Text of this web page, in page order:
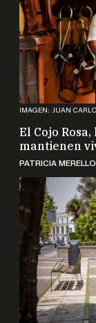
IMAGEN: JUAN
El Cojo
mantienen
PATRICIA MERELLO